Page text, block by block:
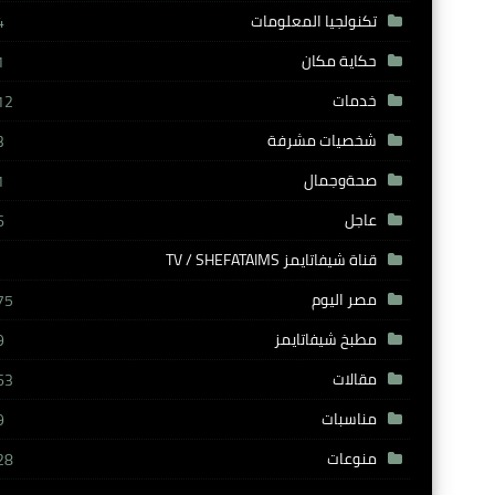
تكنولجيا المعلومات
حكاية مكان
خدمات
شخصيات مشرفة
صحةوجمال
عاجل
قناة شيفاتايمز TV / SHEFATAIMS
مصر اليوم
مطبخ شيفاتايمز
مقالات
مناسبات
منوعات